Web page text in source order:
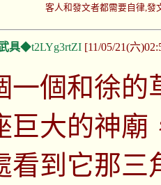
客人和發文者都需要自律,發
具◆t2LYg3rtZI [11/05/21(六
一個和徐的
巨大的神廟
看到它那